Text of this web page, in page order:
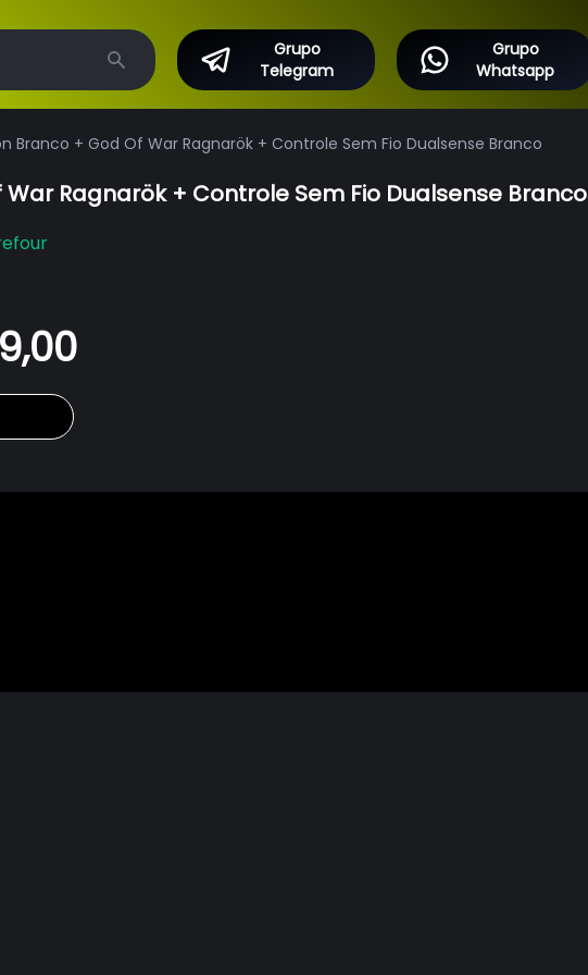
Search
Grupo
Telegram
Grupo
Whatsapp
Branco + God Of War Ragnarök + Controle Sem Fio Dualsense Branco
Ragnarök + Controle Sem Fio Dualsense Branco